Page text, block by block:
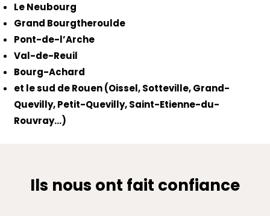
Le Neubourg
Grand Bourgtheroulde
Pont-de-l’Arche
Val-de-Reuil
Bourg-Achard
et le sud de Rouen (Oissel, Sotteville, Grand-
Quevilly, Petit-Quevilly, Saint-Etienne-du-
Rouvray…)
Ils nous ont fait confiance